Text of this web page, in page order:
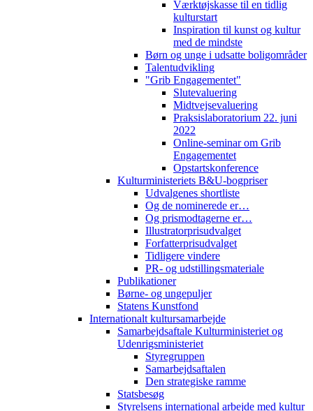
Værktøjskasse til en tidlig
kulturstart
Inspiration til kunst og kultur
med de mindste
Børn og unge i udsatte boligområder
Talentudvikling
"Grib Engagementet"
Slutevaluering
Midtvejsevaluering
Praksislaboratorium 22. juni
2022
Online-seminar om Grib
Engagementet
Opstartskonference
Kulturministeriets B&U-bogpriser
Udvalgenes shortliste
Og de nominerede er…
Og prismodtagerne er…
Illustratorprisudvalget
Forfatterprisudvalget
Tidligere vindere
PR- og udstillingsmateriale
Publikationer
Børne- og ungepuljer
Statens Kunstfond
Internationalt kultursamarbejde
Samarbejdsaftale Kulturministeriet og
Udenrigsministeriet
Styregruppen
Samarbejdsaftalen
Den strategiske ramme
Statsbesøg
Styrelsens international arbejde med kultur